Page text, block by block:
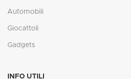
Automobili
Giocattoli
Gadgets
INFO UTILI